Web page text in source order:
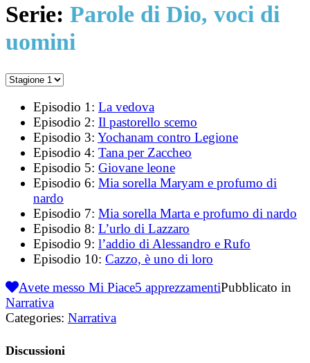
Serie: Parole di Dio, voci di
uomini
Episodio 1: La vedova
Episodio 2: Il pastorello scemo
Episodio 3: Yochanam contro Legione
Episodio 4: Tana per Zaccheo
Episodio 5: Giovane leone
Episodio 6: Mia sorella Maryam e profumo di
nardo
Episodio 7: Mia sorella Marta e profumo di nardo
Episodio 8: L’urlo di Lazzaro
Episodio 9: l’addio di Alessandro e Rufo
Episodio 10: Cazzo, è uno di loro
Avete messo Mi Piace5 apprezzamentiPubblicato in
Narrativa
Categories: Narrativa
Discussioni